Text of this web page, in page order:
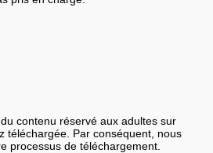
contenu réservé aux adultes sur
téléchargée. Par conséquent, nous
processus de téléchargement.